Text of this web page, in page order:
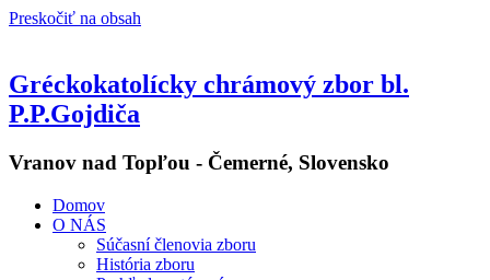
Preskočiť na obsah
Gréckokatolícky chrámový zbor bl.
P.P.Gojdiča
Vranov nad Topľou - Čemerné, Slovensko
Domov
O NÁS
Súčasní členovia zboru
História zboru